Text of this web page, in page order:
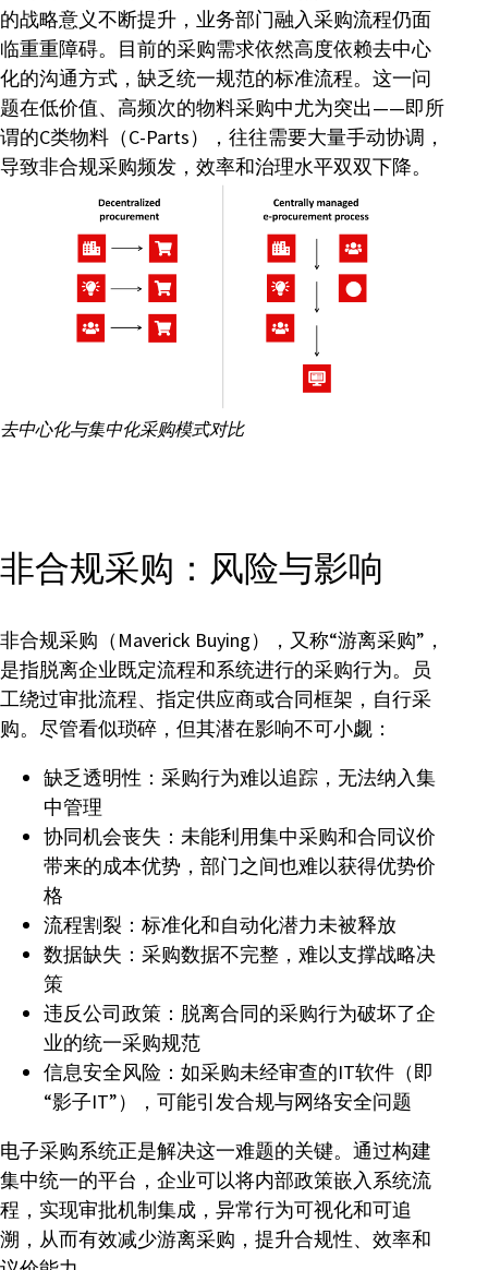
的战略意义不断提升，业务部门融入采购流程仍面
临重重障碍。目前的采购需求依然高度依赖去中心
化的沟通方式，缺乏统一规范的标准流程。这一问
题在低价值、高频次的物料采购中尤为突出——即所
谓的C类物料（C-Parts），往往需要大量手动协调，
导致非合规采购频发，效率和治理水平双双下降。
去中心化与集中化采购模式对比
非合规采购：风险与影响
非合规采购（Maverick Buying），又称“游离采购”，
是指脱离企业既定流程和系统进行的采购行为。员
工绕过审批流程、指定供应商或合同框架，自行采
购。尽管看似琐碎，但其潜在影响不可小觑：
缺乏透明性：采购行为难以追踪，无法纳入集
中管理
协同机会丧失：未能利用集中采购和合同议价
带来的成本优势，部门之间也难以获得优势价
格
流程割裂：标准化和自动化潜力未被释放
数据缺失：采购数据不完整，难以支撑战略决
策
违反公司政策：脱离合同的采购行为破坏了企
业的统一采购规范
信息安全风险：如采购未经审查的IT软件（即
“影子IT”），可能引发合规与网络安全问题
电子采购系统正是解决这一难题的关键。通过构建
集中统一的平台，企业可以将内部政策嵌入系统流
程，实现审批机制集成，异常行为可视化和可追
溯，从而有效减少游离采购，提升合规性、效率和